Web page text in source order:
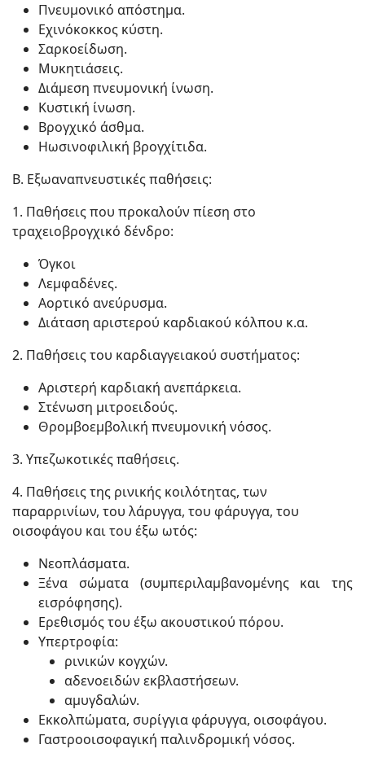
Πνευμονικό απόστημα.
Εχινόκοκκος κύστη.
Σαρκοείδωση.
Μυκητιάσεις.
Διάμεση πνευμονική ίνωση.
Κυστική ίνωση.
Βρογχικό άσθμα.
Ηωσινοφιλική βρογχίτιδα.
Β. Εξωαναπνευστικές παθήσεις:
1. Παθήσεις που προκαλούν πίεση στο
τραχειοβρογχικό δένδρο:
Όγκοι
Λεμφαδένες.
Αορτικό ανεύρυσμα.
Διάταση αριστερού καρδιακού κόλπου κ.α.
2. Παθήσεις του καρδιαγγειακού συστήματος:
Αριστερή καρδιακή ανεπάρκεια.
Στένωση μιτροειδούς.
Θρομβοεμβολική πνευμονική νόσος.
3. Υπεζωκοτικές παθήσεις.
4. Παθήσεις της ρινικής κοιλότητας, των
παραρρινίων, του λάρυγγα, του φάρυγγα, του
οισοφάγου και του έξω ωτός:
Νεοπλάσματα.
Ξένα σώματα (συμπεριλαμβανομένης και της
εισρόφησης).
Ερεθισμός του έξω ακουστικού πόρου.
Υπερτροφία:
ρινικών κογχών.
αδενοειδών εκβλαστήσεων.
αμυγδαλών.
Εκκολπώματα, συρίγγια φάρυγγα, οισοφάγου.
Γαστροοισοφαγική παλινδρομική νόσος.